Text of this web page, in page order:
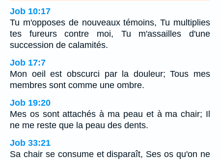
Job 10:17
Tu m'opposes de nouveaux témoins, Tu multiplies
tes fureurs contre moi, Tu m'assailles d'une
succession de calamités.
Job 17:7
Mon oeil est obscurci par la douleur; Tous mes
membres sont comme une ombre.
Job 19:20
Mes os sont attachés à ma peau et à ma chair; Il
ne me reste que la peau des dents.
Job 33:21
Sa chair se consume et disparaît, Ses os qu'on ne